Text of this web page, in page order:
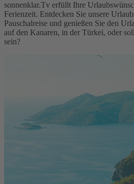
sonnenklar.Tv erfüllt Ihre
Ferienzeit. Entdecken Sie unsere
Pauschalreise und genießen Sie den
auf den Kanaren, in der Türkei, oder
sein?